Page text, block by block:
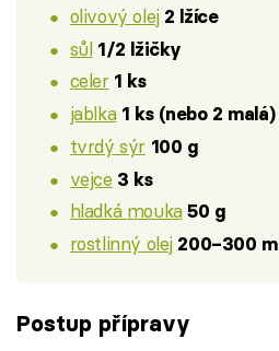
olivový olej 2 lžíce
sůl 1/2 lžičky
celer 1 ks
jablka 1 ks (nebo 2 malá)
tvrdý sýr 100 g
vejce 3 ks
hladká mouka 50 g
rostlinný olej 200–300 ml
Postup přípravy